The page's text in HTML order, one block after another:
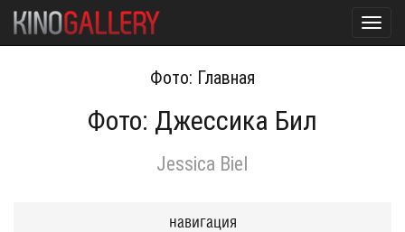
Фото: Главная
Фото: Джессика Бил
Jessica Biel
навигация